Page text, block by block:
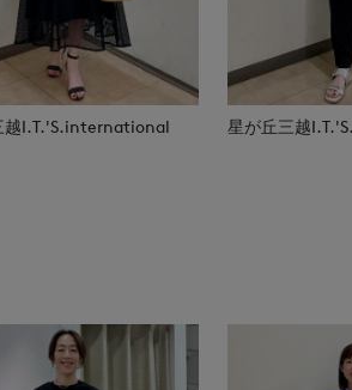
越I.T.'S.international 星が丘三越